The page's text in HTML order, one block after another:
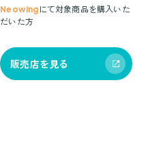
Neowing にて対象商品を購入いた
だいた方
販売店を見る